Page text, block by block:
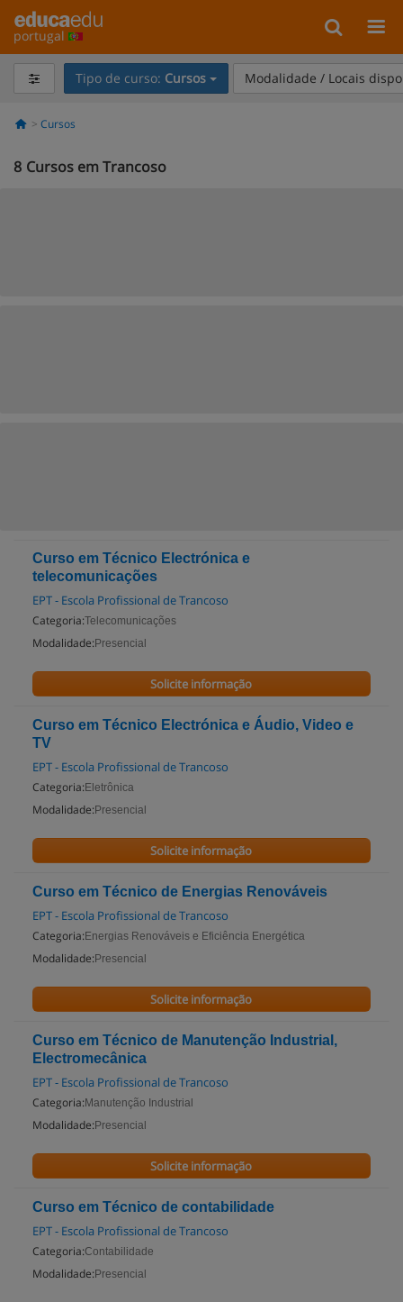
portugal
Tipo de curso: Cursos Modalidade / Locais
Cursos
8 Cursos em Trancoso
Curso em Técnico Electrónica e
telecomunicações
EPT - Escola Profissional de Trancoso
Categoria:Telecomunicações
Modalidade: Presencial
Solicite informação
Curso em Técnico Electrónica e Áudio, Video e
TV
EPT - Escola Profissional de Trancoso
Categoria: Eletrônica
Modalidade: Presencial
Solicite informação
Curso em Técnico de Energias Renováveis
EPT - Escola Profissional de Trancoso
Categoria: Energias Renováveis e Eficiência Energética
Modalidade: Presencial
Solicite informação
Curso em Técnico de Manutenção Industrial,
Electromecânica
EPT - Escola Profissional de Trancoso
Categoria: Manutenção Industrial
Modalidade: Presencial
Solicite informação
Curso em Técnico de contabilidade
EPT - Escola Profissional de Trancoso
Categoria:Contabilidade
Modalidade: Presencial